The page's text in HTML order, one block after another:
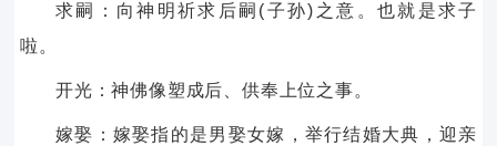
求嗣：向神明祈求后嗣(子孙)之意。也就是求子
啦。
开光：神佛像塑成后、供奉上位之事。
嫁娶：嫁娶指的是男娶女嫁，举行结婚大典，迎亲